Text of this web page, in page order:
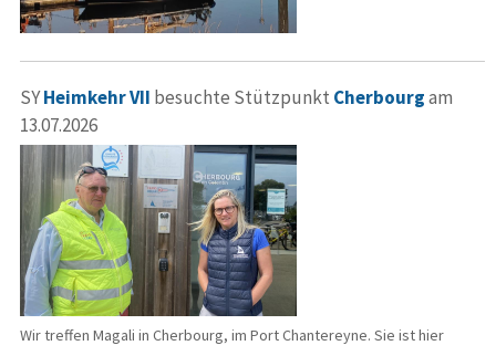
SYHeimkehr VII besuchte Stützpunkt Cherbourgam
13.07.2026
Wir treffen Magali in Cherbourg, im Port Chantereyne. Sie ist hier